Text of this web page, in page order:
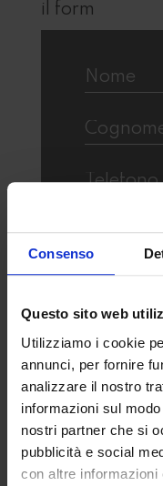
Consenso
Questo sito web
Utilizziamo i cookie
annunci, per fornire
analizzare il nostro
informazioni sul
nostri partner che si
pubblicità e social
con altre informazioni
il form